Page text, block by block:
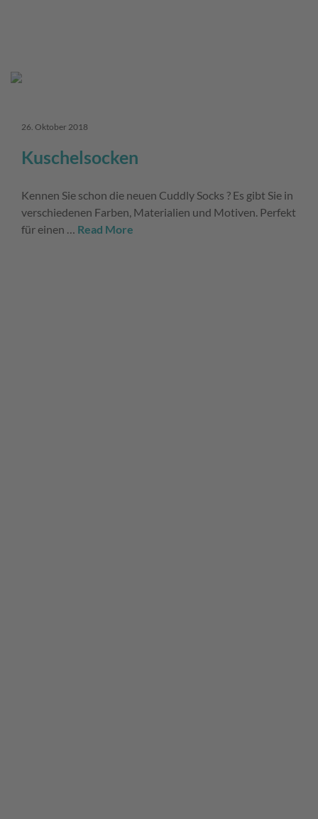
26. Oktober 2018
Kuschelsocken
Kennen Sie schon die neuen Cuddly Socks ? Es gibt Sie in
verschiedenen Farben, Materialien und Motiven. Perfekt
für einen … Read More